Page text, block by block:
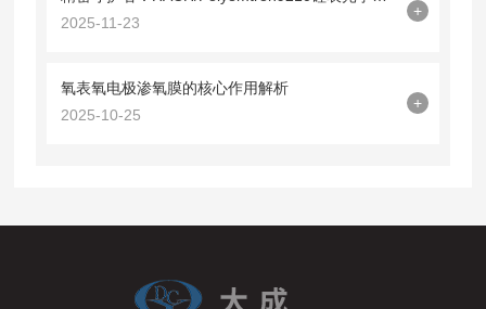
2025-11-23
+
氧表氧电极渗氧膜的核心作用解析
2025-10-25
+